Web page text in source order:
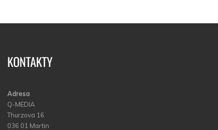
KONTAKTY
Adresa
Q-MEDIA
Thurzova 16
036 01 Martin